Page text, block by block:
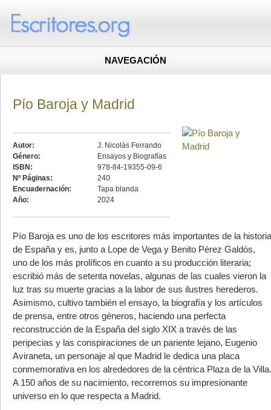
NAVEGACIÓN
Pío Baroja y Madrid
Autor:
J. Nicolás Ferrando
Género:
Ensayos y Biografías
ISBN:
978-84-19355-09-6
Nº Páginas:
240
Encuadernación:
Tapa blanda
Año:
2024
Pío Baroja es uno de los escritores más importantes de la historia
de España y es, junto a Lope de Vega y Benito Pérez Galdós,
uno de los más prolíficos en cuanto a su producción literaria;
escribió más de setenta novelas, algunas de las cuales vieron la
luz tras su muerte gracias a la labor de sus ilustres herederos.
Asimismo, cultivo también el ensayo, la biografía y los artículos
de prensa, entre otros géneros, haciendo una perfecta
reconstrucción de la España del siglo XIX a través de las
peripecias y las conspiraciones de un pariente lejano, Eugenio
Aviraneta, un personaje al que Madrid le dedica una placa
conmemorativa en los alrededores de la céntrica Plaza de la Villa.
A 150 años de su nacimiento, recorremos su impresionante
universo en lo que respecta a Madrid.